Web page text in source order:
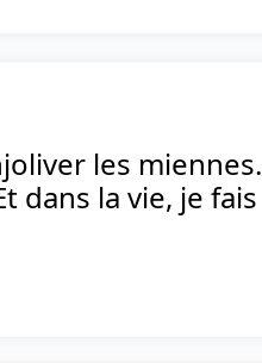
les miennes.
dans la vie, je fais